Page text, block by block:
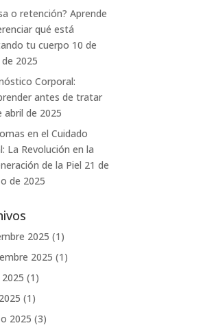
o retención? Aprende
qué está
tu cuerpo 10 de
2025
Corporal:
antes de tratar
abril de 2025
en el Cuidado
La Revolución en la
de la Piel 21 de
de 2025
2025 (1)
2025 (1)
(1)
(1)
2025 (3)